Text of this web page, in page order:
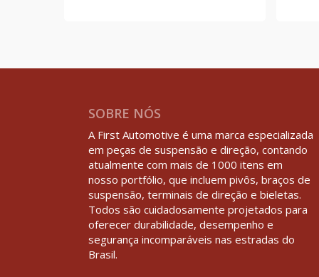
SOBRE NÓS
A First Automotive é uma marca especializada
em peças de suspensão e direção, contando
atualmente com mais de 1000 itens em
nosso portfólio, que incluem pivôs, braços de
suspensão, terminais de direção e bieletas.
Todos são cuidadosamente projetados para
oferecer durabilidade, desempenho e
segurança incomparáveis nas estradas do
Brasil.